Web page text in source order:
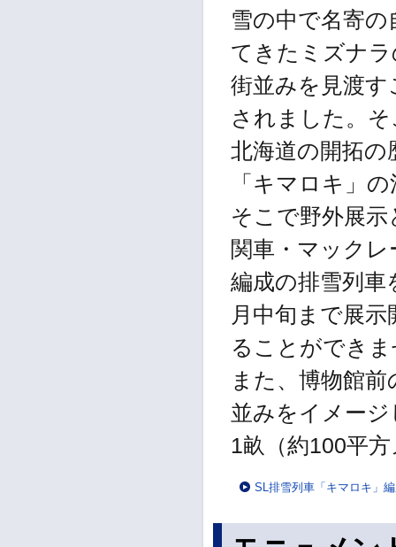
雪の中で名寄
てきたミズナ
街並みを見渡
されました。
北海道の開拓の
「キマロキ」
そこで野外展
関車・マック
編成の排雪列
月中旬まで展
ることができ
また、博物館
並みをイメー
1畝（約100平
SL排雪列車「キマロキ」